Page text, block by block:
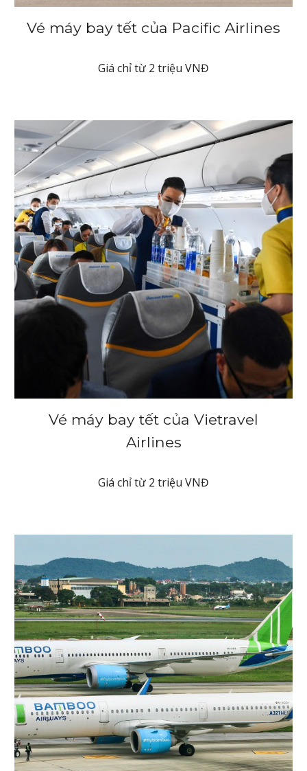
Vé máy bay tết của Pacific Airlines
Giá chỉ từ 2 triệu VNĐ
Vé máy bay tết của Vietravel
Airlines
Giá chỉ từ 2 triệu VNĐ